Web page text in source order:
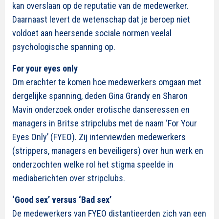
kan overslaan op de reputatie van de medewerker.
Daarnaast levert de wetenschap dat je beroep niet
voldoet aan heersende sociale normen veelal
psychologische spanning op.
For your eyes only
Om erachter te komen hoe medewerkers omgaan met
dergelijke spanning, deden Gina Grandy en Sharon
Mavin onderzoek onder erotische danseressen en
managers in Britse stripclubs met de naam ‘For Your
Eyes Only’ (FYEO). Zij interviewden medewerkers
(strippers, managers en beveiligers) over hun werk en
onderzochten welke rol het stigma speelde in
mediaberichten over stripclubs.
‘Good sex’ versus ‘Bad sex’
De medewerkers van FYEO distantieerden zich van een